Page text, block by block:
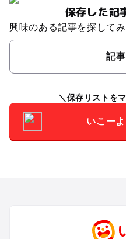
保存した記
興味のある記事を探して
記
保存リストを
いこー